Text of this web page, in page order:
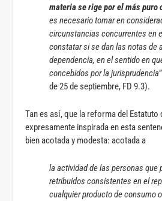
materia se rige por el más puro
es necesario tomar en
circunstancias concurrentes en
constatar si se dan las notas de
dependencia, en el sentido en
concebidos por la jurisprudencia
de 25 de septiembre, FD 9.3).
Tan es así, que la reforma del Estatuto
expresamente inspirada en esta
bien acotada y modesta: acotada a
la actividad de las personas que
retribuidos consistentes en el
cualquier producto de consumo